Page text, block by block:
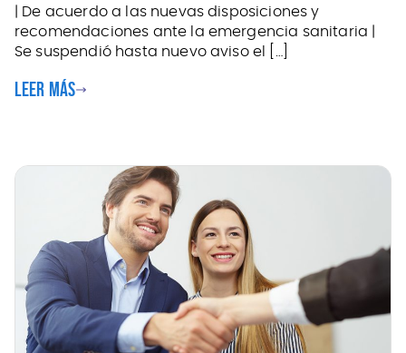
| De acuerdo a las nuevas disposiciones y
recomendaciones ante la emergencia sanitaria |
Se suspendió hasta nuevo aviso el […]
Leer más